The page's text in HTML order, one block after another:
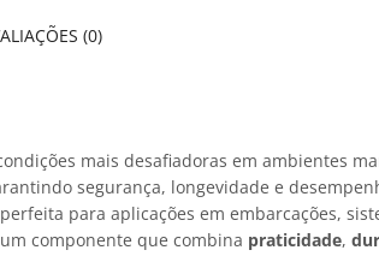
(0)
mais desafiadoras em ambientes
segurança, longevidade e
para aplicações em embarcações,
componente que combina praticidade,